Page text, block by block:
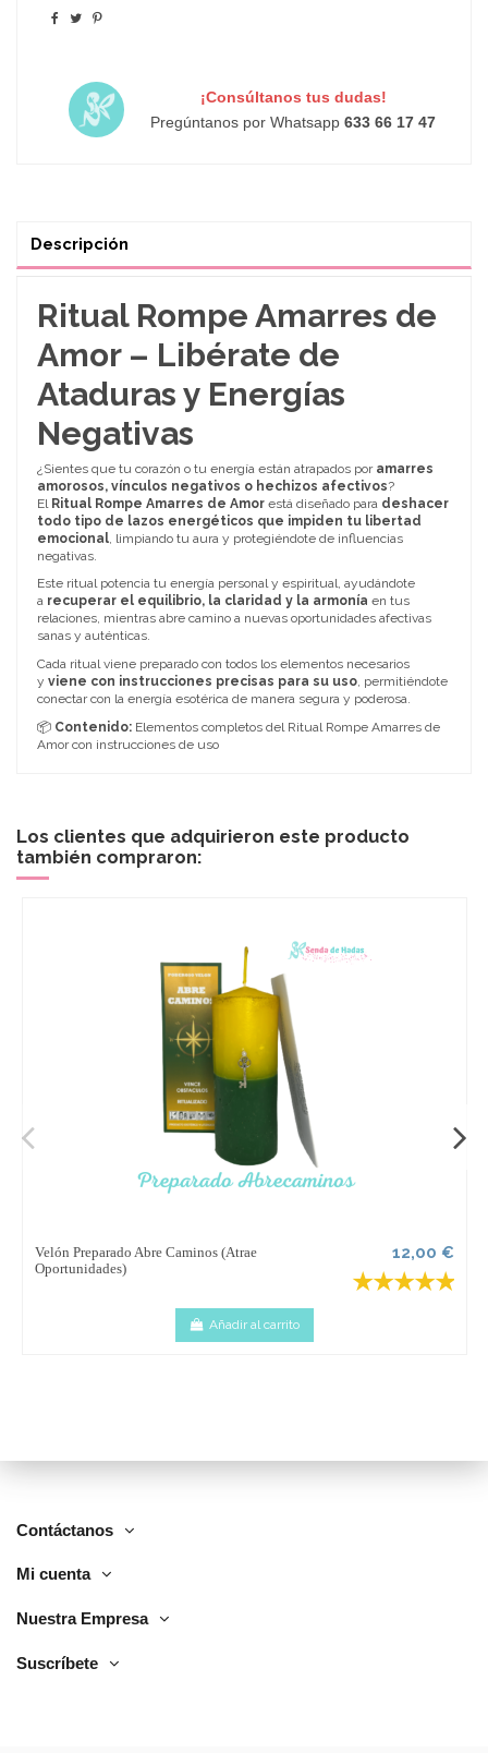
¡Consúltanos tus dudas!
Pregúntanos por Whatsapp633 66 17 47
Descripción
Ritual Rompe Amarres de
Amor – Libérate de
Ataduras y Energías
Negativas
¿Sientes que tu corazón o tu energía están atrapados por amarres
amorosos, vínculos negativos o hechizos afectivos?
El Ritual Rompe Amarres de Amor está diseñado para deshacer
todo tipo de lazos energéticos que impiden tu libertad
emocional, limpiando tu aura y protegiéndote de influencias
negativas.
Este ritual potencia tu energía personal y espiritual, ayudándote
a recuperar el equilibrio, la claridad y la armonía en tus
relaciones, mientras abre camino a nuevas oportunidades afectivas
sanas y auténticas.
Cada ritual viene preparado con todos los elementos necesarios
y viene con instrucciones precisas para su uso, permitiéndote
conectar con la energía esotérica de manera segura y poderosa.
📦 Contenido: Elementos completos del Ritual Rompe Amarres de
Amor con instrucciones de uso
Los clientes que adquirieron este producto
también compraron:
Velón Preparado Abre Caminos (Atrae
Oportunidades)
12,00 €
Añadir al carrito
Contáctanos
Mi cuenta
Nuestra Empresa
Suscríbete